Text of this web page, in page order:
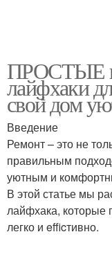
ПРОСТЫЕ
лайфхаки
свой дом
Введение
Ремонт – это не
правильным
уютным и
В этой статье мы
лайфхака, которые
легко и efficтивно.